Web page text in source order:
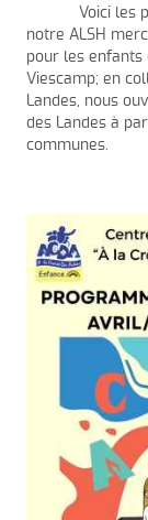
Voici les
notre ALSH
pour les enfants
Viescamp; en
Landes, nous
des Landes à
communes.